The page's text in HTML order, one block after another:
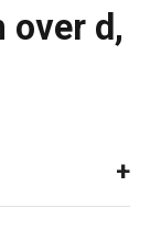
over d,